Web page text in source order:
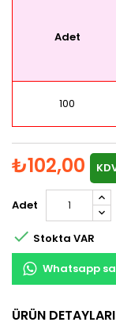
Adet
100
₺102,00
Adet
 Stokta VAR
Whatsapp
ÜRÜN DETAYLARI